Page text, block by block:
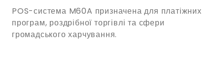
POS-система M60A призначена для платіжних
програм, роздрібної торгівлі та сфери
громадського харчування.